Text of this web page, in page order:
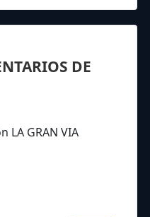
DE
LA GRAN VIA